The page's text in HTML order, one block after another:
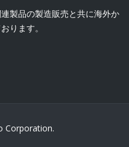
製品の製造販売と共に海外か
ります。
Corporation.